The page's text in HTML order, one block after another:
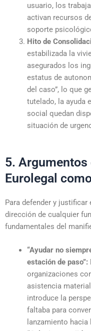
usuario, los
activan recursos
soporte
Hito de
estabilizada la
asegurados los
estatus de
del caso”, lo que
tutelado, la ayuda
social quedan
situación de
5.
Eurolegal
Para defender y
dirección de cualquier
fundamentales del
“Ayudar no
estación de paso”:
organizaciones
asistencia
introduce la
faltaba para
lanzamiento